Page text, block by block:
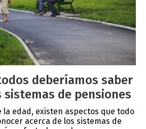
deberíamos saber
sistemas de pensiones
edad, existen aspectos que todo
acerca de los sistemas de